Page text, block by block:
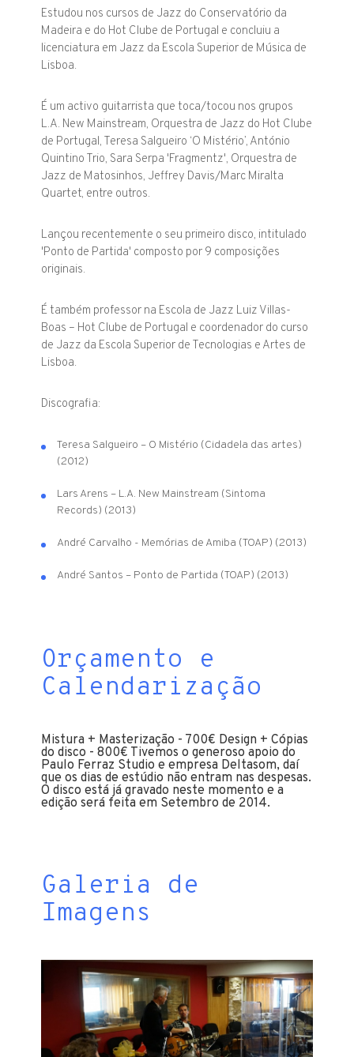
Estudou nos cursos de Jazz do Conservatório da
Madeira e do Hot Clube de Portugal e concluiu a
licenciatura em Jazz da Escola Superior de Música de
Lisboa.
É um activo guitarrista que toca/tocou nos grupos
L.A. New Mainstream, Orquestra de Jazz do Hot Clube
de Portugal, Teresa Salgueiro ‘O Mistério’, António
Quintino Trio, Sara Serpa 'Fragmentz', Orquestra de
Jazz de Matosinhos, Jeffrey Davis/Marc Miralta
Quartet, entre outros.
Lançou recentemente o seu primeiro disco, intitulado
'Ponto de Partida' composto por 9 composições
originais.
É também professor na Escola de Jazz Luiz Villas-
Boas – Hot Clube de Portugal e coordenador do curso
de Jazz da Escola Superior de Tecnologias e Artes de
Lisboa.
Discografia:
Teresa Salgueiro – O Mistério (Cidadela das artes)
(2012)
Lars Arens – L.A. New Mainstream (Sintoma
Records) (2013)
André Carvalho - Memórias de Amiba (TOAP) (2013)
André Santos – Ponto de Partida (TOAP) (2013)
Orçamento e
Calendarização
Mistura + Masterização - 700€ Design + Cópias
do disco - 800€ Tivemos o generoso apoio do
Paulo Ferraz Studio e empresa Deltasom, daí
que os dias de estúdio não entram nas despesas.
O disco está já gravado neste momento e a
edição será feita em Setembro de 2014.
Galeria de
Imagens